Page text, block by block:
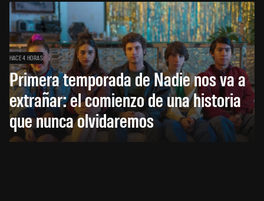
HACE 4 HORAS
Primera temporada de Nadie nos va a
extrañar: el comienzo de una historia
que nunca olvidaremos